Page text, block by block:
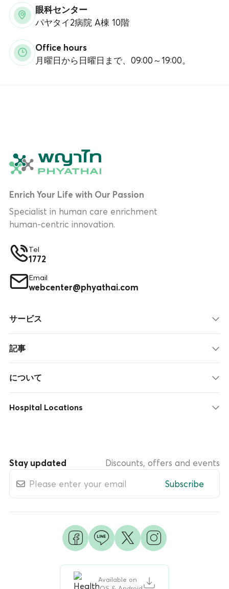
眼科センター
パヤタイ2病院 A棟 10階
Office hours
月曜日から日曜日まで、09:00～19:00。
Enrich Your Life with Our Passion
Specialist in human care enrichment
human-centric innovation.
Tel
1772
Email
webcenter@phyathai.com
サービス
記事
について
Hospital Locations
Available on
Stay updated
Discounts, offers and events
Subscribe